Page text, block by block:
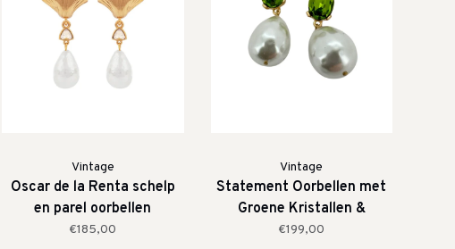
Vintage
Oscar de la Renta schelp
en parel oorbellen
€185,00
Vintage
Statement Oorbellen met
Groene Kristallen &
Barokparels
€199,00